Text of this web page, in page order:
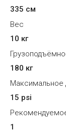
335 см
Вес
10 кг
180 кг
Максимальное
15 psi
1